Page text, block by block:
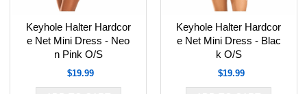
Keyhole Halter Hardcor
e Net Mini Dress - Neo
n Pink O/S
$19.99
Keyhole Halter Hardcor
e Net Mini Dress - Blac
k O/S
$19.99